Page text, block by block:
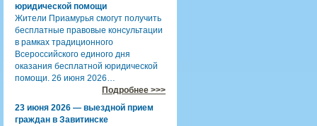
юридической помощи
Жители Приамурья смогут получить
бесплатные правовые консультации
в рамках традиционного
Всероссийского единого дня
оказания бесплатной юридической
помощи. 26 июня 2026…
Подробнее >>>
23 июня 2026 — выездной прием
граждан в Завитинске